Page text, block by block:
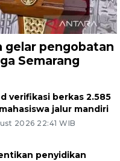
gelar pengobatan
Semarang
verifikasi berkas 2.585
jalur mandiri
2026 22:41 WIB
penyidikan